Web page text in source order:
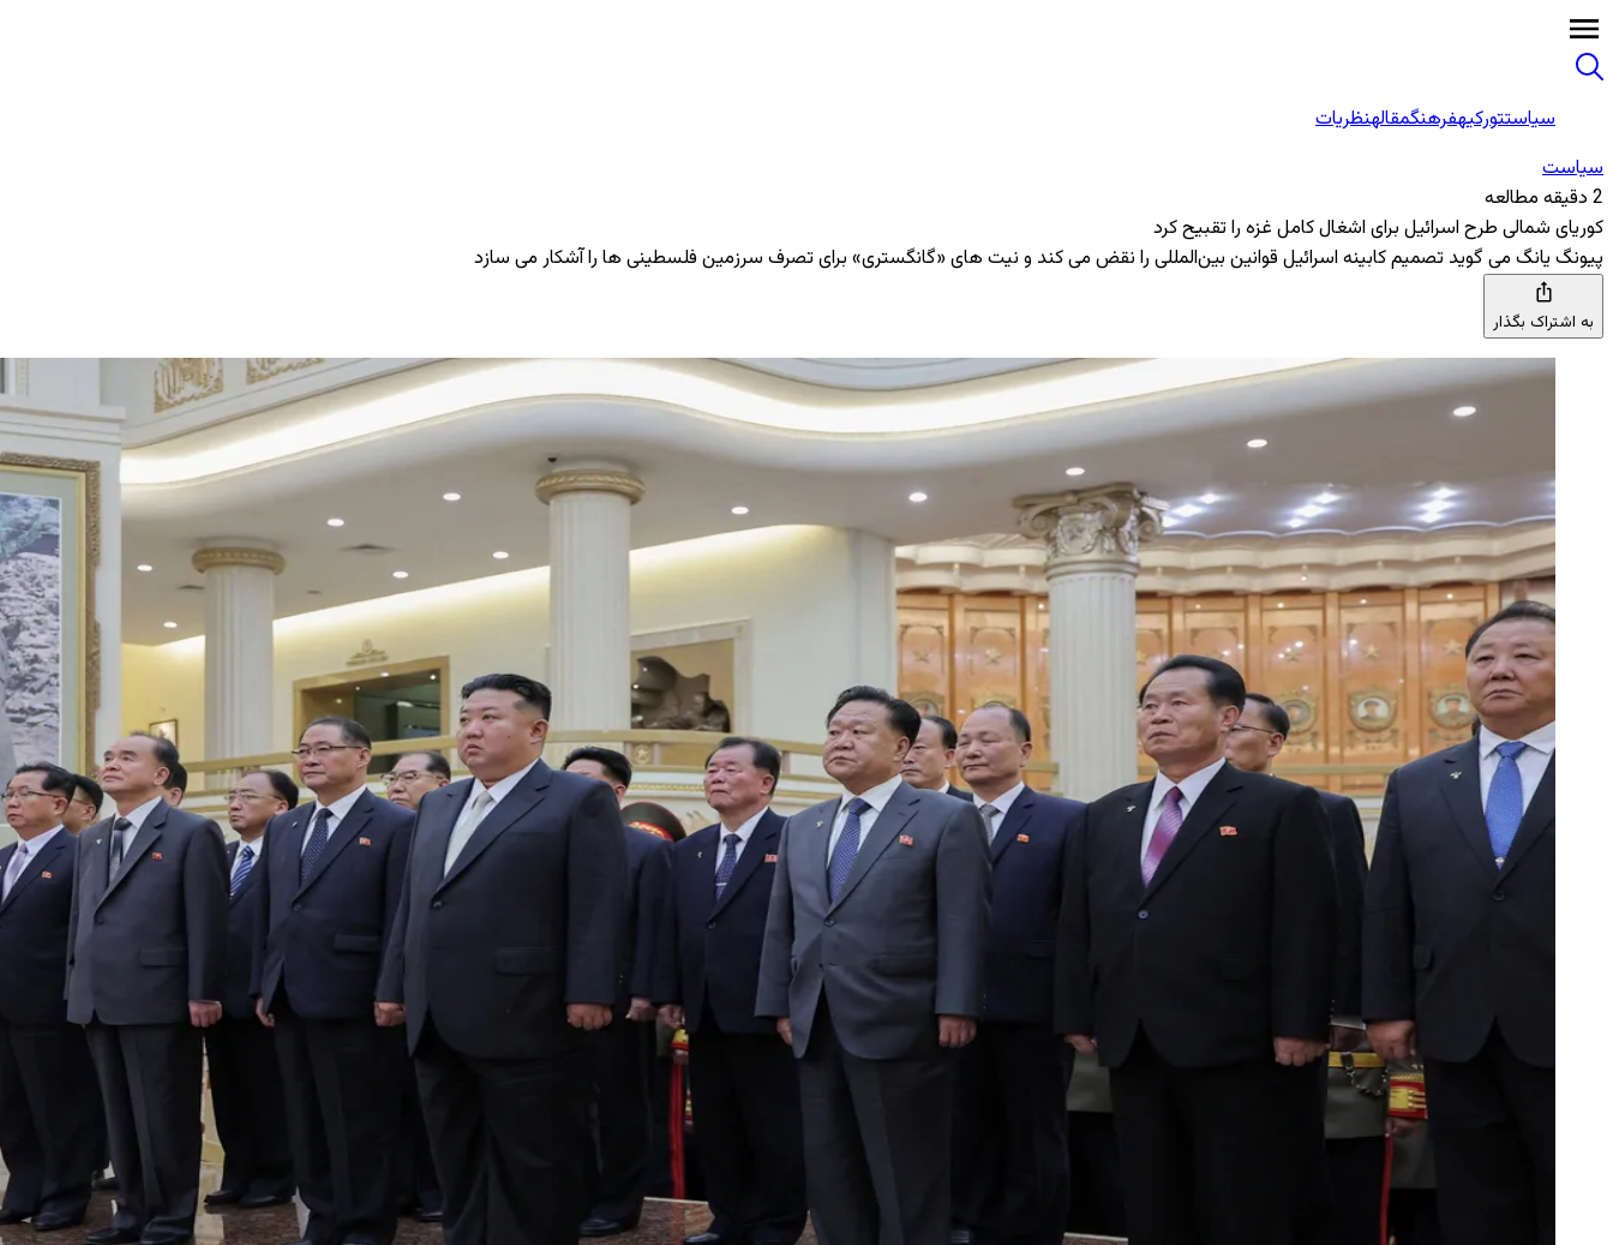
سیاستتورکیهفرهنگمقالهنظریات
سیاست
2 دقیقه مطالعه
کوریای شمالی طرح اسرائیل برای اشغال کامل غزه را تقبیح کرد
پیونگ یانگ می ‌گوید تصمیم کابینه اسرائیل قوانین بین‌المللی را نقض می ‌کند و نیت ‌های «گانگستری» برای تصرف سرزمین فلسطینی ‌ها را آشکار می ‌سازد
به اشتراک بگذار